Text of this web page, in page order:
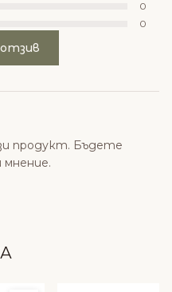
0
0
продукт. Бъдете